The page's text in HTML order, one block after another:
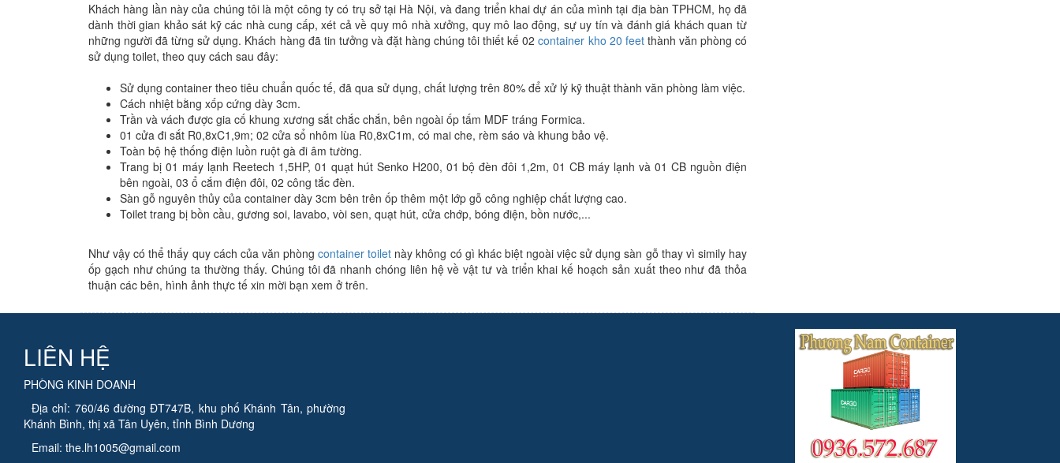
Khách hàng lần này của chúng tôi là một công ty có trụ sở tại Hà Nội, và đang triển khai dự án của mình tại địa bàn TPHCM, họ đã
dành thời gian khảo sát kỹ các nhà cung cấp, xét cả về quy mô nhà xưởng, quy mô lao động, sự uy tín và đánh giá khách quan từ
những người đã từng sử dụng. Khách hàng đã tin tưởng và đặt hàng chúng tôi thiết kế 02container kho 20 feetthành văn phòng có
sử dụng toilet, theo quy cách sau đây:
Sử dụng container theo tiêu chuẩn quốc tế, đã qua sử dụng, chất lượng trên 80% để xử lý kỹ thuật thành văn phòng làm việc.
Cách nhiệt bằng xốp cứng dày 3cm.
Trần và vách được gia cố khung xương sắt chắc chắn, bên ngoài ốp tấm MDF tráng Formica.
01 cửa đi sắt R0,8xC1,9m; 02 cửa sổ nhôm lùa R0,8xC1m, có mai che, rèm sáo và khung bảo vệ.
Toàn bộ hệ thống điện luồn ruột gà đi âm tường.
Trang bị 01 máy lạnh Reetech 1,5HP, 01 quạt hút Senko H200, 01 bộ đèn đôi 1,2m, 01 CB máy lạnh và 01 CB nguồn điện
bên ngoài, 03 ổ cắm điện đôi, 02 công tắc đèn.
Sàn gỗ nguyên thủy của container dày 3cm bên trên ốp thêm một lớp gỗ công nghiệp chất lượng cao.
Toilet trang bị bồn cầu, gương soi, lavabo, vòi sen, quạt hút, cửa chớp, bóng điện, bồn nước,...
Như vậy có thể thấy quy cách của văn phòngcontainer toilet này không có gì khác biệt ngoài việc sử dụng sàn gỗ thay vì simily hay
ốp gạch như chúng ta thường thấy. Chúng tôi đã nhanh chóng liên hệ về vật tư và triển khai kế hoạch sản xuất theo như đã thỏa
thuận các bên, hình ảnh thực tế xin mời bạn xem ở trên.
LIÊN HỆ
PHÒNG KINH DOANH
Địa chỉ: 760/46 đường ĐT747B, khu phố Khánh Tân, phường
Khánh Bình, thị xã Tân Uyên, tỉnh Bình Dương
Email: the.lh1005@gmail.com